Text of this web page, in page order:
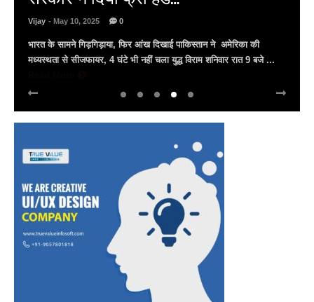
Vijay - March 30, 2025
अल्बर्ट हॉल पर राज्यस्तरीय सांस्कृतिक संध्या का भव्य आयोजन, उमड़ा जन
सैलाब राज्यपाल हरिभाऊ किसनराव बागडे़, मुख्यमंत्री भजनलाल शर्मा और उप